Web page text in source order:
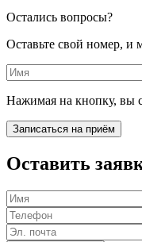
Остались вопросы?
Оставьте свой номер, и
Нажимая на кнопку, вы
Записаться на приём
Оставить